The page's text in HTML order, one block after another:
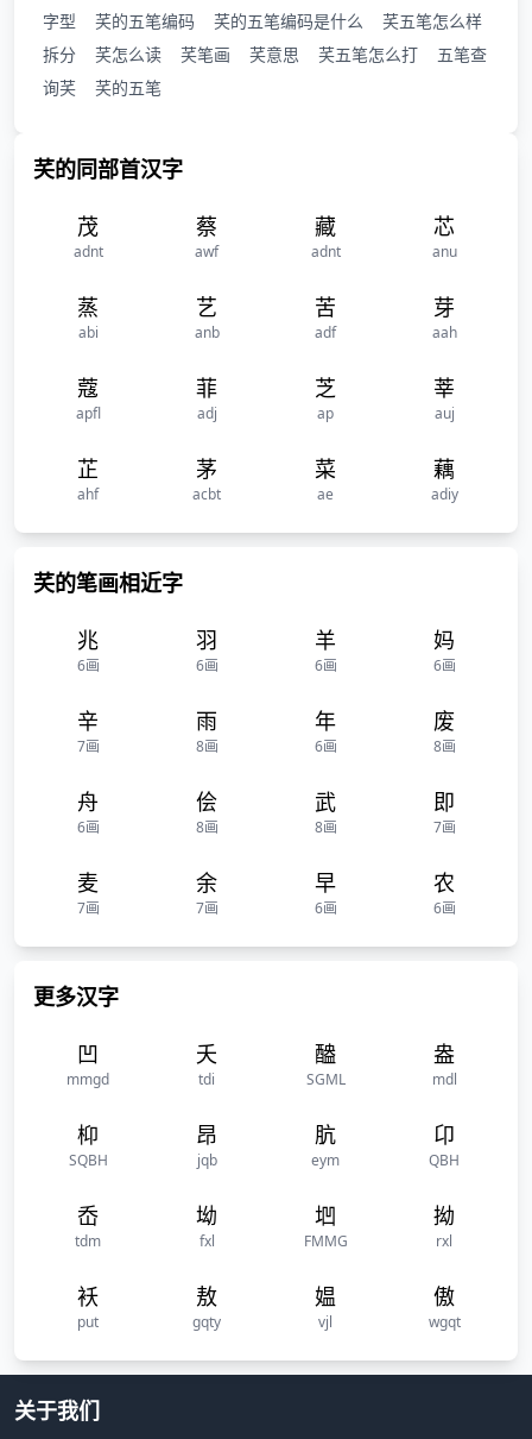
字型
芺的五笔编码 芺的五笔编码是什么
芺五笔怎么样
拆分
芺怎么读 芺笔画 芺意思 芺五笔怎么打
五笔查
询芺
芺的五笔
芺的同部首汉字
茂
adnt
蔡
awf
藏
adnt
芯
anu
蒸
abi
艺
anb
苦
adf
芽
aah
蔻
apfl
菲
adj
芝
ap
莘
auj
芷
ahf
茅
acbt
菜
ae
藕
adiy
芺的笔画相近字
兆
6画
羽
6画
羊
6画
妈
6画
辛
7画
雨
8画
年
6画
废
8画
舟
6画
侩
8画
武
8画
即
7画
麦
7画
余
7画
早
6画
农
6画
更多汉字
凹
mmgd
夭
tdi
醠
SGML
盎
mdl
枊
SQBH
昂
jqb
肮
eym
卬
QBH
岙
tdm
坳
fxl
垇
FMMG
拗
rxl
袄
put
敖
gqty
媪
vjl
傲
wgqt
关于我们